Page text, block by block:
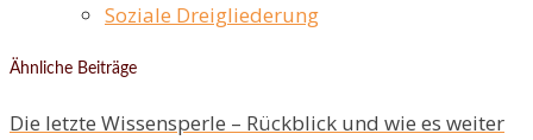
Soziale Dreigliederung
Ähnliche Beiträge
Die letzte Wissensperle – Rückblick und wie es weiter